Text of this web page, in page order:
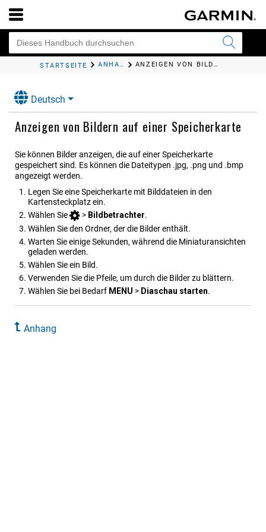
STARTSEITE ANHANG ANZEIGEN VON BILDERN AUF EINER SPEICHERKARTE
Deutsch
Anzeigen von Bildern auf einer Speicherkarte
Sie können Bilder anzeigen, die auf einer Speicherkarte
gespeichert sind. Es können die Dateitypen .jpg, .png und .bmp
angezeigt werden.
Legen Sie eine Speicherkarte mit Bilddateien in den
Kartensteckplatz ein.
Wählen Sie
> Bildbetrachter.
Wählen Sie den Ordner, der die Bilder enthält.
Warten Sie einige Sekunden, während die Miniaturansichten
geladen werden.
Wählen Sie ein Bild.
Verwenden Sie die Pfeile, um durch die Bilder zu blättern.
Wählen Sie bei Bedarf MENU > Diaschau starten.
Anhang